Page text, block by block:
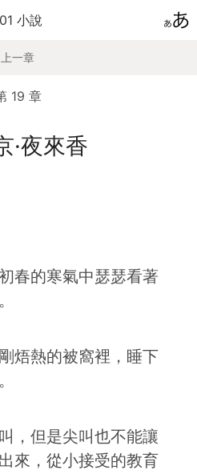
小說
上一章
19 章
·夜來香
春的寒氣中瑟瑟看著
焐熱的被窩裡，睡下
，但是尖叫也不能讓
來，從小接受的教育